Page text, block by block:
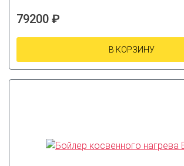
79200 ₽
В КОРЗИНУ